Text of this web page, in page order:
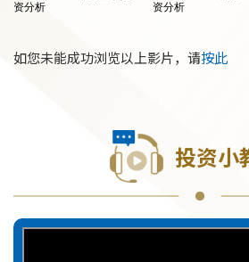
资分析
资分析
如您未能成功浏览以上影片，请按此
投资小